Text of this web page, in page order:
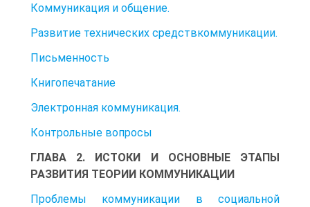
Коммуникация и общение.
Развитие технических средствкоммуникации.
Письменность
Книгопечатание
Электронная коммуникация.
Контрольные вопросы
ГЛАВА 2. ИСТОКИ И ОСНОВНЫЕ ЭТАПЫ
РАЗВИТИЯ ТЕОРИИ КОММУНИКАЦИИ
Проблемы коммуникации в социальной